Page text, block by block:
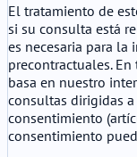
El tratamiento de
si su consulta está
es necesaria para la
precontractuales.
basa en nuestro
consultas dirigidas a
consentimiento
consentimiento